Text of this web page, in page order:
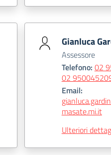
Gianluca
Assessore
Telefono: 02
02
Email:
masate.mi.it
Ulteriori